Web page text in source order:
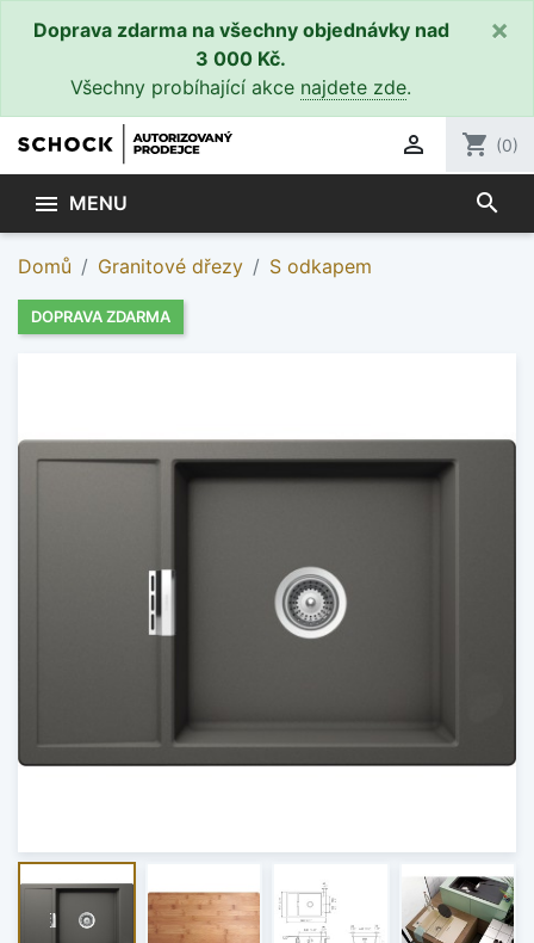
Doprava zdarma na všechny objednávky nad
3 000 Kč.
Všechny probíhající akce najdete zde.
×
 shopping_cart (0)
 MENU search
Domů Granitové dřezy S odkapem
DOPRAVA ZDARMA